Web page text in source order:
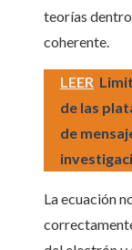
teorías
coherente.
LEER
de las
de
La ecuación